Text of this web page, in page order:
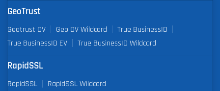
GeoTrust
Geotrust DV Geo DV Wildcard
True BusinessID
True BusinessID EV
True BusinessID Wildcard
RapidSSL
RapidSSL RapidSSL Wildcard